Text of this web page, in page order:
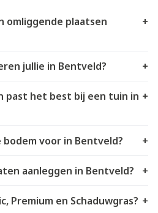
omliggende plaatsen
+
jullie in Bentveld? +
past het best bij een tuin in +
bodem voor in Bentveld? +
aanleggen in Bentveld? +
Premium en Schaduwgras? +